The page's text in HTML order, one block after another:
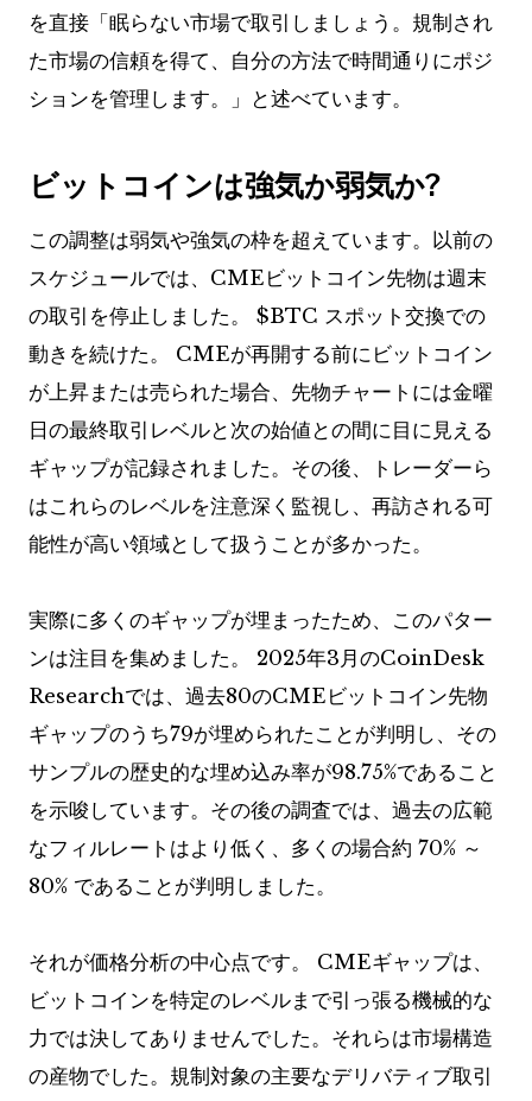
を直接「眠らない市場で取引しましょう。規制され
た市場の信頼を得て、自分の方法で時間通りにポジ
ションを管理します。」と述べています。
ビットコインは強気か弱気か?
この調整は弱気や強気の枠を超えています。以前の
スケジュールでは、CMEビットコイン先物は週末
の取引を停止しました。 $BTC スポット交換での
動きを続けた。 CMEが再開する前にビットコイン
が上昇または売られた場合、先物チャートには金曜
日の最終取引レベルと次の始値との間に目に見える
ギャップが記録されました。その後、トレーダーら
はこれらのレベルを注意深く監視し、再訪される可
能性が高い領域として扱うことが多かった。
実際に多くのギャップが埋まったため、このパター
ンは注目を集めました。 2025年3月のCoinDesk
Researchでは、過去80のCMEビットコイン先物
ギャップのうち79が埋められたことが判明し、その
サンプルの歴史的な埋め込み率が98.75%であること
を示唆しています。その後の調査では、過去の広範
なフィルレートはより低く、多くの場合約 70% ～
80% であることが判明しました。
それが価格分析の中心点です。 CMEギャップは、
ビットコインを特定のレベルまで引っ張る機械的な
力では決してありませんでした。それらは市場構造
の産物でした。規制対象の主要なデリバティブ取引